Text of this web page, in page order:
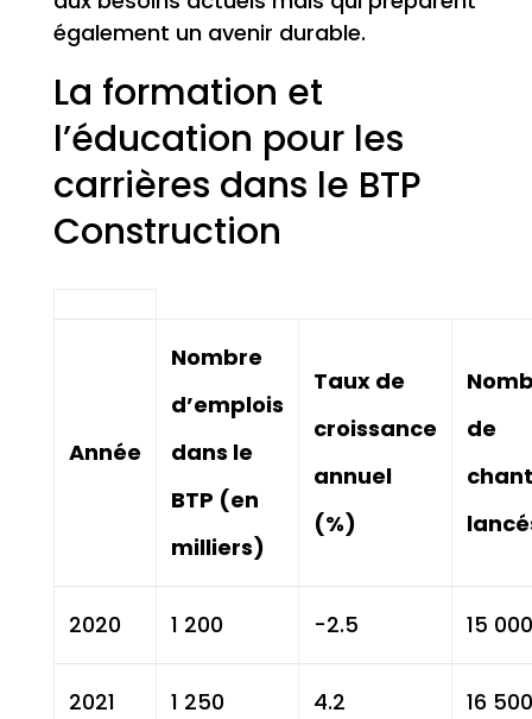
également un avenir durable.
La formation et
l’éducation pour les
carrières dans le BTP
Construction
Année
Nombre
d’emplois
dans le
BTP (en
milliers)
Taux de
croissance
annuel
(%)
de
2020 1 200 -2.5 15 000
2021 1 250 4.2 16 500